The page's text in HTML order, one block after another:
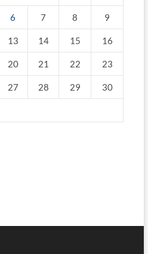
6 7 8 9
13 14 15 16
20 21 22 23
27 28 29 30